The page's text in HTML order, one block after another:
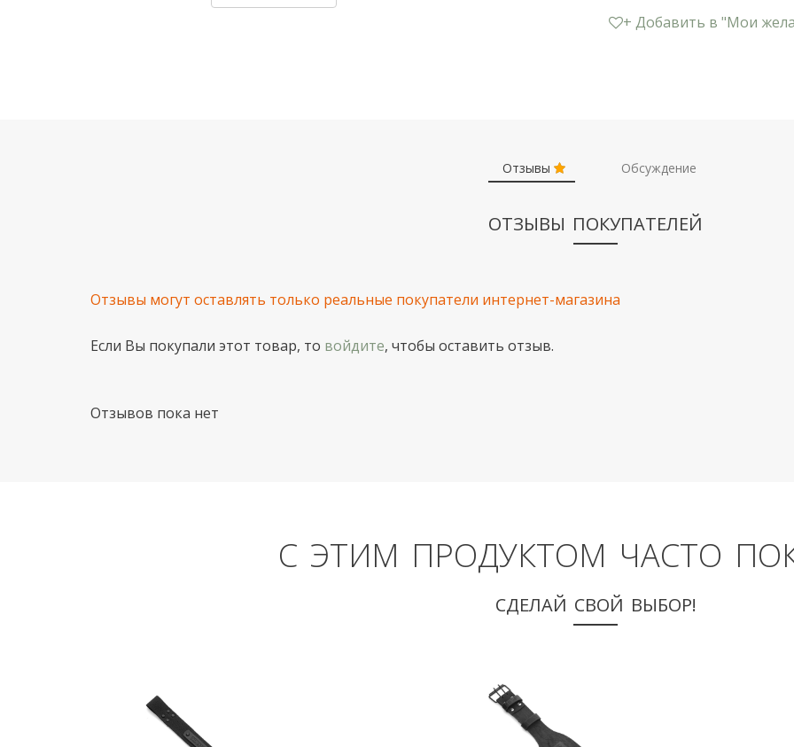
+ Добавить в "Мои
Отзывы Обсуждение
ОТЗЫВЫ ПОКУПАТЕЛЕЙ
Отзывы могут оставлять только реальные покупатели интернет-магазина
Если Вы покупали этот товар, то войдите, чтобы оставить отзыв.
Отзывов пока нет
С ЭТИМ ПРОДУКТОМ ЧАСТО
СДЕЛАЙ СВОЙ ВЫБОР!